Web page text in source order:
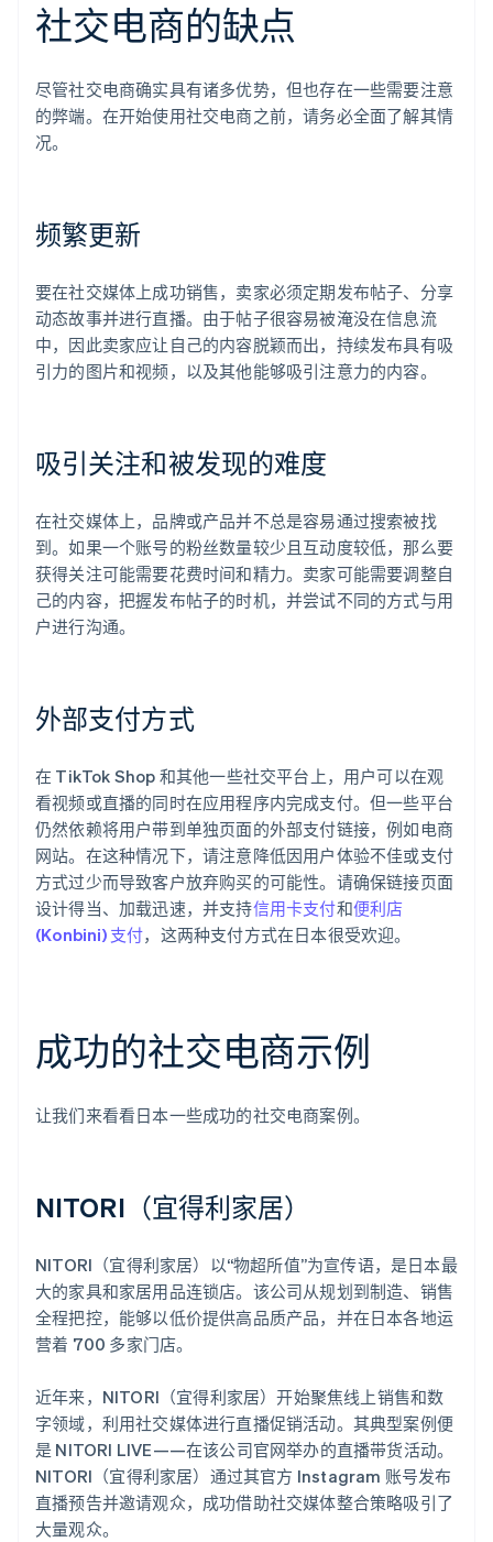
社交电商的缺点
尽管社交电商确实具有诸多优势，但也存在一些需要注意
的弊端。在开始使用社交电商之前，请务必全面了解其情
况。
频繁更新
要在社交媒体上成功销售，卖家必须定期发布帖子、分享
动态故事并进行直播。由于帖子很容易被淹没在信息流
中，因此卖家应让自己的内容脱颖而出，持续发布具有吸
引力的图片和视频，以及其他能够吸引注意力的内容。
吸引关注和被发现的难度
在社交媒体上，品牌或产品并不总是容易通过搜索被找
到。如果一个账号的粉丝数量较少且互动度较低，那么要
获得关注可能需要花费时间和精力。卖家可能需要调整自
己的内容，把握发布帖子的时机，并尝试不同的方式与用
户进行沟通。
外部支付方式
在 TikTok Shop 和其他一些社交平台上，用户可以在观
看视频或直播的同时在应用程序内完成支付。但一些平台
仍然依赖将用户带到单独页面的外部支付链接，例如电商
网站。在这种情况下，请注意降低因用户体验不佳或支付
方式过少而导致客户放弃购买的可能性。请确保链接页面
设计得当、加载迅速，并支持信用卡支付和便利店
(Konbini) 支付，这两种支付方式在日本很受欢迎。
成功的社交电商示例
让我们来看看日本一些成功的社交电商案例。
NITORI（宜得利家居）
NITORI（宜得利家居）以“物超所值”为宣传语，是日本最
大的家具和家居用品连锁店。该公司从规划到制造、销售
全程把控，能够以低价提供高品质产品，并在日本各地运
营着 700 多家门店。
近年来，NITORI（宜得利家居）开始聚焦线上销售和数
字领域，利用社交媒体进行直播促销活动。其典型案例便
是 NITORI LIVE——在该公司官网举办的直播带货活动。
NITORI（宜得利家居）通过其官方 Instagram 账号发布
直播预告并邀请观众，成功借助社交媒体整合策略吸引了
大量观众。